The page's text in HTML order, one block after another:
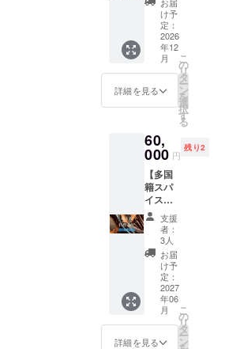
・保存
方法：
開封後
は冷蔵
にて ・
消費期
限もし
造日か
ら約6ヶ
月 ・原
材料、
主原料
の原産
地：主
に高知
県、ス
パイス
はイン
ド他 ・
添加物
表示、
アレル
示：
宿の雰
囲気に
合った
文字を
お任せ
で描か
せてい
希望が
あれば
細やか
なご相
談も可
能な限
り承り
ます。
・掲載
期間：
2026年
11月11
日〜
2028年
11月11
日まで
の2年間
トバッ
グを提
供しま
す。 写
真のサ
イズと
形はイ
メージ
です。
はオフ
ホワイ
ト。シ
ルクス
クリー
ンとプ
リント
展開と
なりま
す！ 1
点も
の。手
描きサ
イン入
り。 書
いて欲
しい文
け予
定：
2026
年12
月
詳細を見る
こ
の
リ
タ
ー
ン
を
選
択
す
る
60,
000 円
残り2
【多国
籍スパ
イス料
理体験
付きペ
ア宿泊
プラ
ン】 2
名様分
の宿泊
券（1
泊）＋
一緒に
カレー
支援
者：
3人
お届
け予
定：
2027
年06
月
詳細を見る
こ
の
リ
タ
ー
ン